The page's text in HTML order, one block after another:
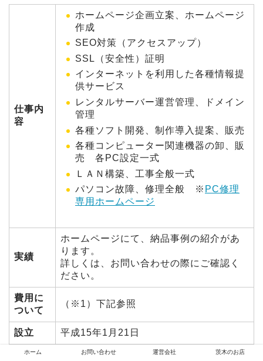
仕事内
容
ホームページ企画立案、ホームページ
作成
SEO対策（アクセスアップ）
SSL（安全性）証明
インターネットを利用した各種情報提
供サービス
レンタルサーバー運営管理、ドメイン
管理
各種ソフト開発、制作導入提案、販売
各種コンピューター関連機器の卸、販
売 各PC設定一式
ＬＡＮ構築、工事全般一式
パソコン故障、修理全般 ※ PC修理
専用ホームページ
実績
ホームページにて、納品事例の紹介があ
ります。
詳しくは、お問い合わせの際にご確認く
ださい。
費用に
ついて
（※1）下記参照
設立 平成15年1月21日
TEL 072-621-8401
ホーム お問い合わせ 運営会社 茨木のお店